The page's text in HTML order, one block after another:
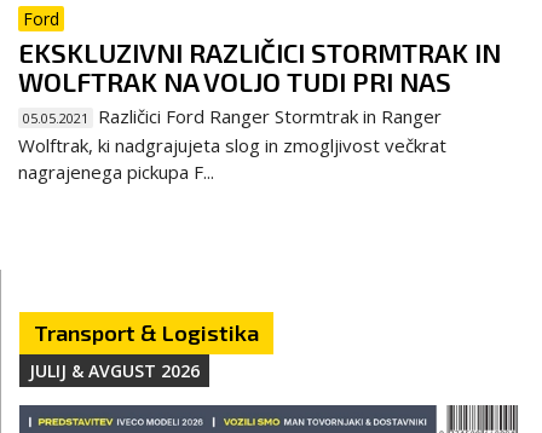
Ford
EKSKLUZIVNI RAZLIČICI STORMTRAK IN
WOLFTRAK NA VOLJO TUDI PRI NAS
05.05.2021
Različici Ford Ranger Stormtrak in Ranger
Wolftrak, ki nadgrajujeta slog in zmogljivost večkrat
nagrajenega pickupa F...
Transport & Logistika
JULIJ & AVGUST 2026